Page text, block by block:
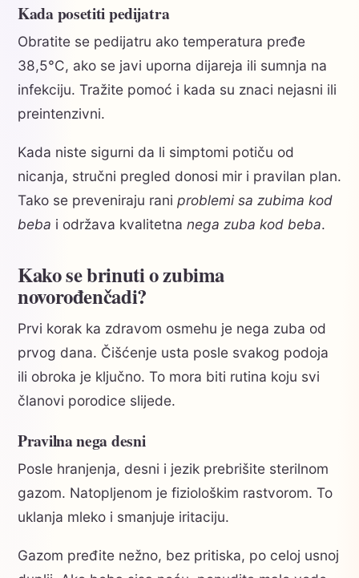
Kada posetiti pedijatra
Obratite se pedijatru ako temperatura pređe
38,5°C, ako se javi uporna dijareja ili sumnja na
infekciju. Tražite pomoć i kada su znaci nejasni ili
preintenzivni.
Kada niste sigurni da li simptomi potiču od
nicanja, stručni pregled donosi mir i pravilan plan.
Tako se preveniraju rani problemi sa zubima kod
beba i održava kvalitetna nega zuba kod beba.
Kako se brinuti o zubima
novorođenčadi?
Prvi korak ka zdravom osmehu je nega zuba od
prvog dana. Čišćenje usta posle svakog podoja
ili obroka je ključno. To mora biti rutina koju svi
članovi porodice slijede.
Pravilna nega desni
Posle hranjenja, desni i jezik prebrišite sterilnom
gazom. Natopljenom je fiziološkim rastvorom. To
uklanja mleko i smanjuje iritaciju.
Gazom pređite nežno, bez pritiska, po celoj usnoj